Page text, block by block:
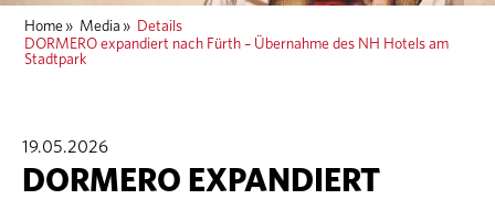
Home » Media » Details
DORMERO expandiert nach Fürth – Übernahme des NH Hotels am
Stadtpark
19.05.2026
DORMERO EXPANDIERT